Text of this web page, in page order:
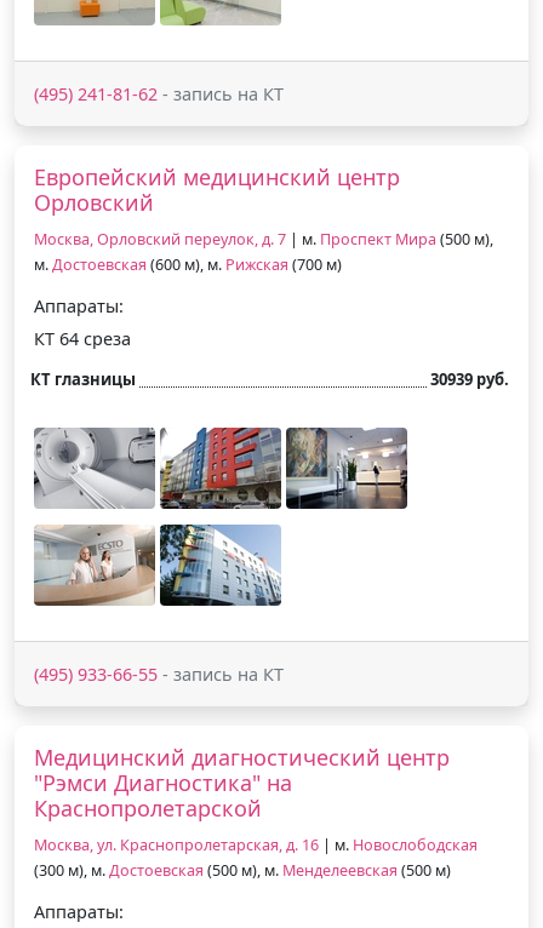
(495) 241-81-62 - запись на КТ
Европейский медицинский центр
Орловский
Москва, Орловский переулок, д. 7 | м. Проспект Мира (500 м),
м.Достоевская (600 м), м. Рижская (700 м)
Аппараты:
КТ 64 среза
КТ глазницы 30939 руб.
(495) 933-66-55 - запись на КТ
Медицинский диагностический центр
"Рэмси Диагностика" на
Краснопролетарской
Москва, ул. Краснопролетарская, д. 16 | м. Новослободская
(300 м), м.Достоевская (500 м), м. Менделеевская (500 м)
Аппараты: